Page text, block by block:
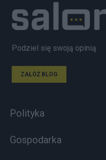
Podziel się swoją opinią
ZAŁÓŻ BLOG
Polityka
Gospodarka